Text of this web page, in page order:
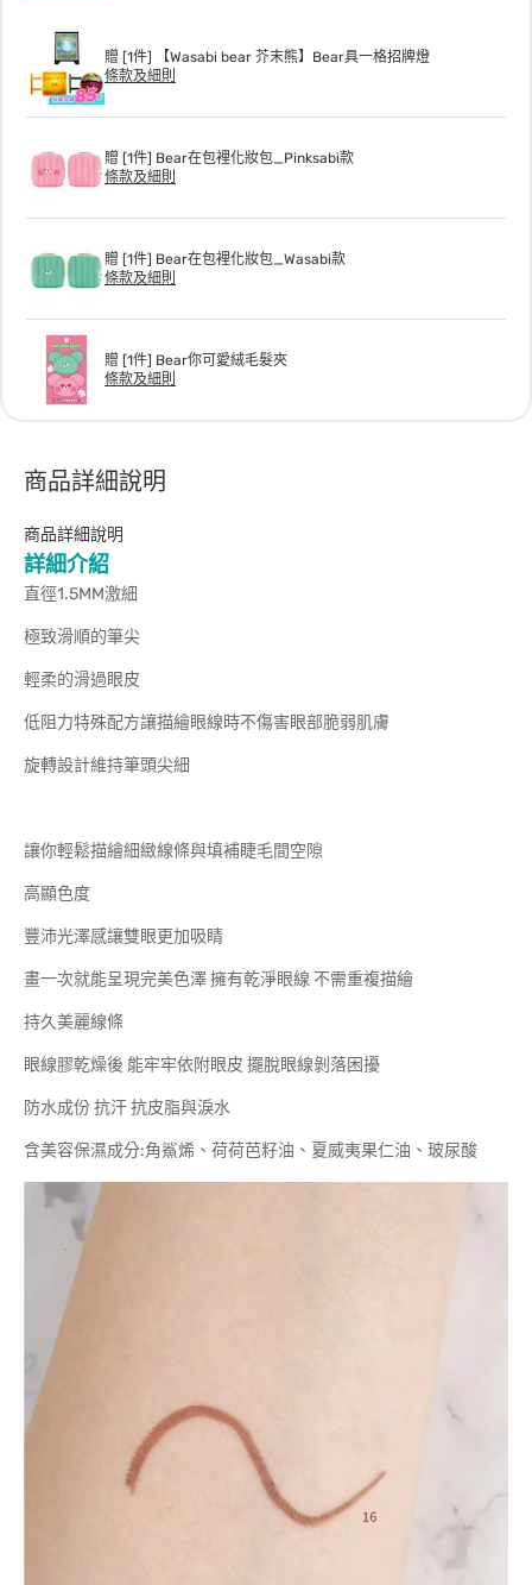
贈 [1件] 【Wasabi bear 芥末熊】Bear具一格招牌燈
條款及細則
贈 [1件] Bear在包裡化妝包_Pinksabi款
條款及細則
贈 [1件] Bear在包裡化妝包_Wasabi款
條款及細則
贈 [1件] Bear你可愛絨毛髮夾
條款及細則
商品詳細說明
商品詳細說明
詳細介紹
直徑1.5MM激細
極致滑順的筆尖
輕柔的滑過眼皮
低阻力特殊配方讓描繪眼線時不傷害眼部脆弱肌膚
旋轉設計維持筆頭尖細
讓你輕鬆描繪細緻線條與填補睫毛間空隙
高顯色度
豐沛光澤感讓雙眼更加吸睛
畫一次就能呈現完美色澤 擁有乾淨眼線 不需重複描繪
持久美麗線條
眼線膠乾燥後 能牢牢依附眼皮 擺脫眼線剝落困擾
防水成份 抗汗 抗皮脂與淚水
含美容保濕成分:角鯊烯、荷荷芭籽油、夏威夷果仁油、玻尿酸